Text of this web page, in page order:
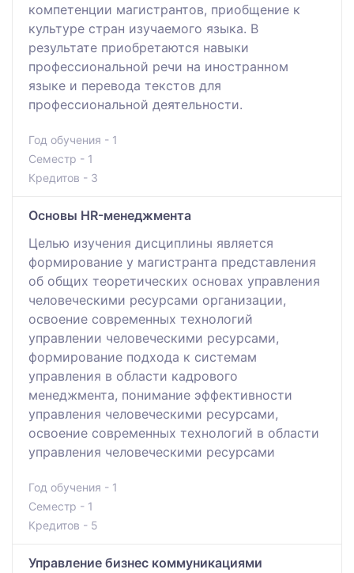
компетенции магистрантов, приобщение к
культуре стран изучаемого языка. В
результате приобретаются навыки
профессиональной речи на иностранном
языке и перевода текстов для
профессиональной деятельности.
Год обучения - 1
Семестр - 1
Кредитов - 3
Основы HR-менеджмента
Целью изучения дисциплины является
формирование у магистранта представления
об общих теоретических основах управления
человеческими ресурсами организации,
освоение современных технологий
управлении человеческими ресурсами,
формирование подхода к системам
управления в области кадрового
менеджмента, понимание эффективности
управления человеческими ресурсами,
освоение современных технологий в области
управления человеческими ресурсами
Год обучения - 1
Семестр - 1
Кредитов - 5
Управление бизнес коммуникациями